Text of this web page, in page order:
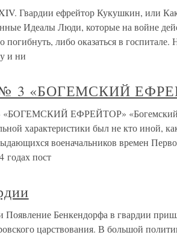
Гвардии ефрейтор Кукушкин, или
Идеалы Люди, которые на войне
погибнуть, либо оказаться в
и ни
3 «БОГЕМСКИЙ
ЕФРЕЙТОР» «Богемский
характеристики был не кто иной,
военачальников времен
годах пост
Появление Бенкендорфа в гвардии
царствования. В большой